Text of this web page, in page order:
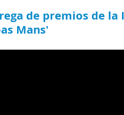
de premios de la
Mans'